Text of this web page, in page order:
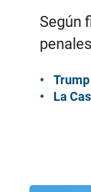
Según
La